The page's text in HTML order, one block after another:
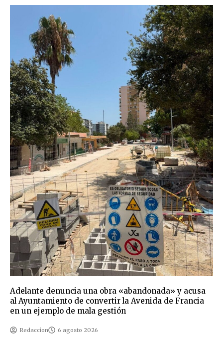
Adelante denuncia una obra «abandonada» y acusa
al Ayuntamiento de convertir la Avenida de Francia
en un ejemplo de mala gestión
Redaccion 6 agosto 2026